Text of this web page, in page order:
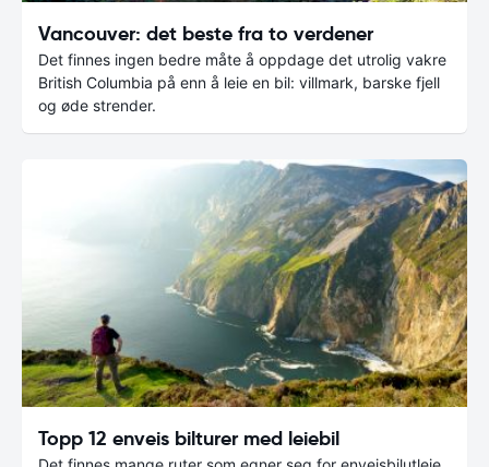
Vancouver: det beste fra to verdener
Det finnes ingen bedre måte å oppdage det utrolig vakre
British Columbia på enn å leie en bil: villmark, barske fjell
og øde strender.
Topp 12 enveis bilturer med leiebil